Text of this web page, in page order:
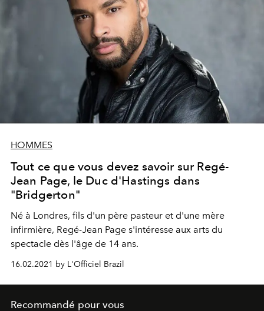
HOMMES
Tout ce que vous devez savoir sur Regé-
Jean Page, le Duc d'Hastings dans
"Bridgerton"
Né à Londres, fils d'un père pasteur et d'une mère
infirmière, Regé-Jean Page s'intéresse aux arts du
spectacle dès l'âge de 14 ans.
16.02.2021 by L'Officiel Brazil
Recommandé pour vous